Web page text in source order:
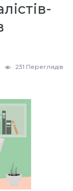
231 Переглядів